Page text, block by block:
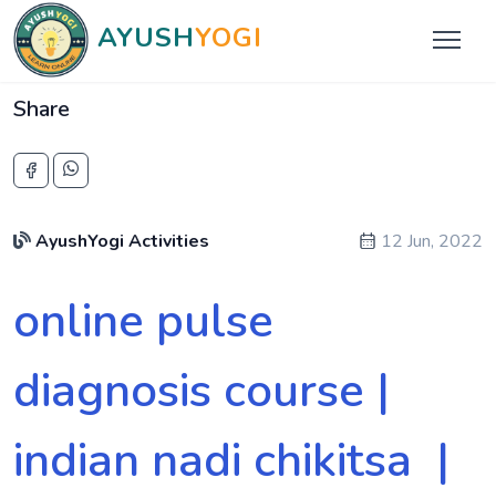
AYUSHYOGI
Share
AyushYogi Activities 12 Jun, 2022
online pulse
diagnosis course |
indian nadi chikitsa |